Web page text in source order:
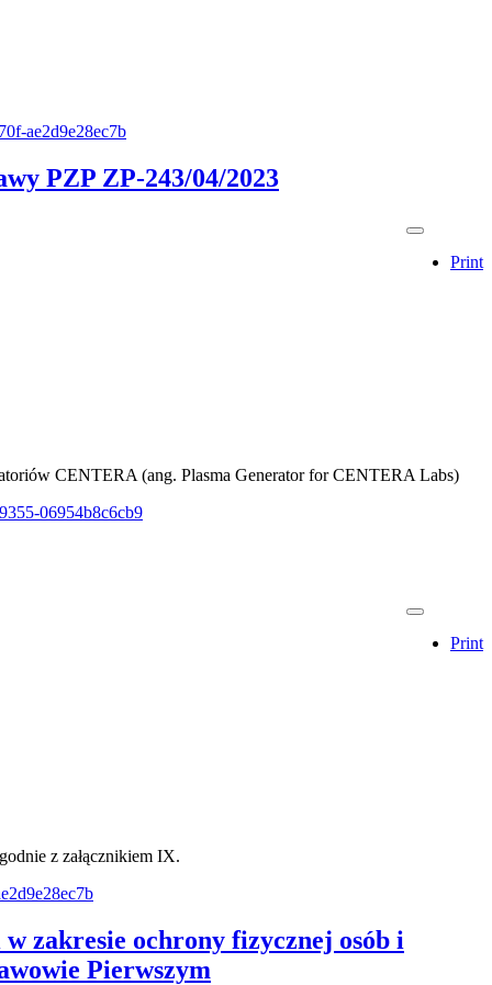
ae2d9e28ec7b
PZP ZP-243/04/2023
Print
CENTERA (ang. Plasma Generator for CENTERA Labs)
06954b8c6cb9
Print
z załącznikiem IX.
zakresie ochrony fizycznej osób i
Pierwszym